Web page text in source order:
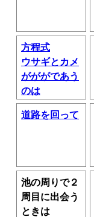
方程式
ウサギとカメ
がががであう
のは
道路を回って
池の周りで２
周目に出会う
ときは